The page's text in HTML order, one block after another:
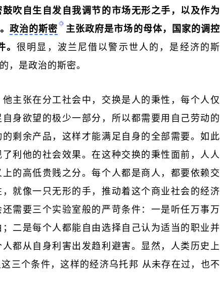
吹自生自发自我调节的市场无形之手，以及作为
政治的斯密
主张政府是市场的母体，国家的调控
。很明显，波兰尼借以警示世人的，是经济的斯
，是政治的斯密。
主张在分工社会中，交换是人的秉性，每个人仅
身欲望的极少一部分，所以都需要用自己劳动的
剩余产品，这样才能满足自身的全部需要。如此
利他的社会效果。在这种交换的秉性面前，人人
的高低贵贱之分。每个人都是商人，都要依赖交
就像一只无形的手，推动着这个商业社会的经济
需要三个实验室般的严苛条件：一是听任万事万
二是每个人都能自由选择自己认为适当的职业并
都从自身利害出发趋利避害。显然，人类历史上
三个条件，这样的经济乌托邦 从未存在过，也不